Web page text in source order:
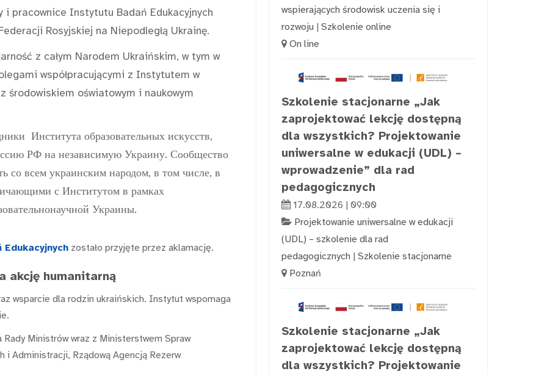
i pracownice Instytutu Badań Edukacyjnych
Rosyjskiej na Niepodległą Ukrainę.
z całym Narodem Ukraińskim, w tym w
współpracującymi z Instytutem w
środowiskiem oświatowym i naukowym
Института образовательных искусств,
РФ на независимую Украину. Сообщество
со всем украинским народом, в том числе, в
с Институтом в рамках
Украины.
zostało przyjęte przez aklamację.
akcję humanitarną
wsparcie dla rodzin ukraińskich. Instytut wspomaga
Ministrów wraz z Ministerstwem Spraw
i Administracji, Rządową Agencją Rezerw
wspierających środowisk uczenia się i
rozwoju | Szkolenie online
On line
Szkolenie stacjonarne „Jak
zaprojektować lekcję dostępną
dla wszystkich? Projektowanie
uniwersalne w edukacji (UDL) –
wprowadzenie” dla rad
pedagogicznych
17.08.2026 | 09:00
Projektowanie uniwersalne w edukacji
(UDL) – szkolenie dla rad
pedagogicznych | Szkolenie stacjonarne
Poznań
Szkolenie stacjonarne „Jak
zaprojektować lekcję dostępną
dla wszystkich? Projektowanie